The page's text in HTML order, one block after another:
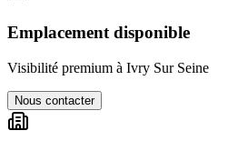
Emplacement disponible
Visibilité premium à Ivry Sur Seine
Nous contacter